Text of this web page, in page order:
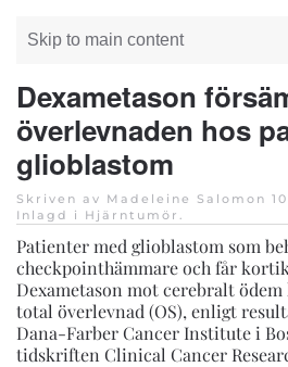
Skip to main content
Dexametason
överlevnaden hos
glioblastom
Skriven av Madeleine Salomon
Inlagd i Hjärntumör .
Patienter med glioblastom som
checkpointhämmare och får
Dexametason mot cerebralt
total överlevnad (OS), enligt
Dana-Farber Cancer Institute i
tidskriften Clinical Cancer